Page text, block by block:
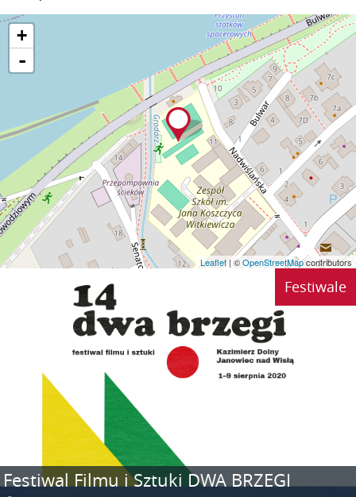
+
-
Leaflet| ©OpenStreetMapcontributors
Festiwale
Festiwal Filmu i Sztuki DWA BRZEGI